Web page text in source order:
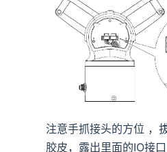
注意手抓接头的方位 ，
胶皮，露出里面的IO接口